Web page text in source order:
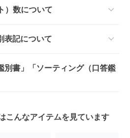
）数について
表記について
別書」「ソーティング（口答鑑
こんなアイテムを見ています